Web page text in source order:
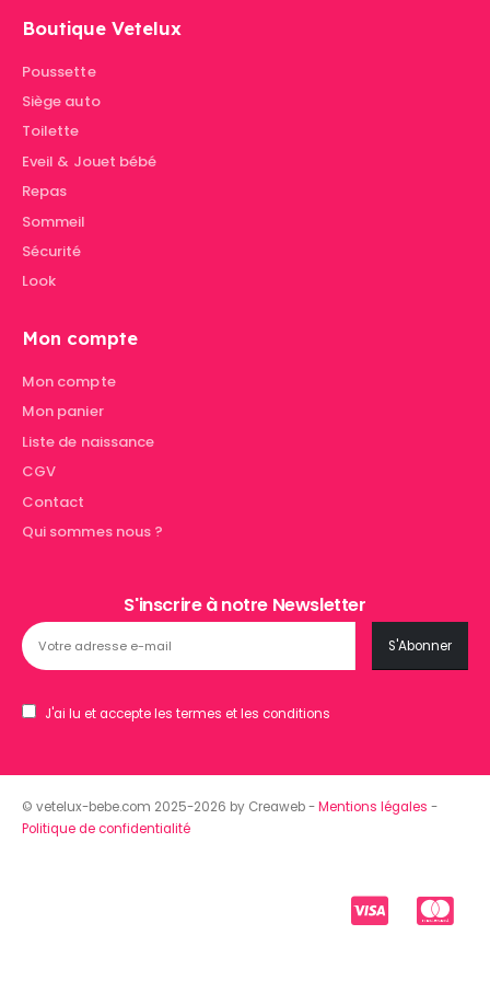
Boutique Vetelux
Poussette
Siège auto
Toilette
Eveil & Jouet bébé
Repas
Sommeil
Sécurité
Look
Mon compte
Mon compte
Mon panier
Liste de naissance
CGV
Contact
Qui sommes nous ?
S'inscrire à notre Newsletter
J'ai lu et accepte les termes et les conditions
© vetelux-bebe.com 2025-2026 by Creaweb -Mentions légales -
Politique de confidentialité